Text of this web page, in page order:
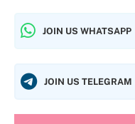
JOIN US WHATSAPP
JOIN US TELEGRAM